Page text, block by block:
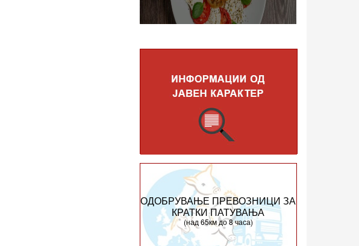
ОДОБРУВАЊЕ ПРЕВОЗНИЦИ ЗА
КРАТКИ ПАТУВАЊА
(над 65км до 8 часа)